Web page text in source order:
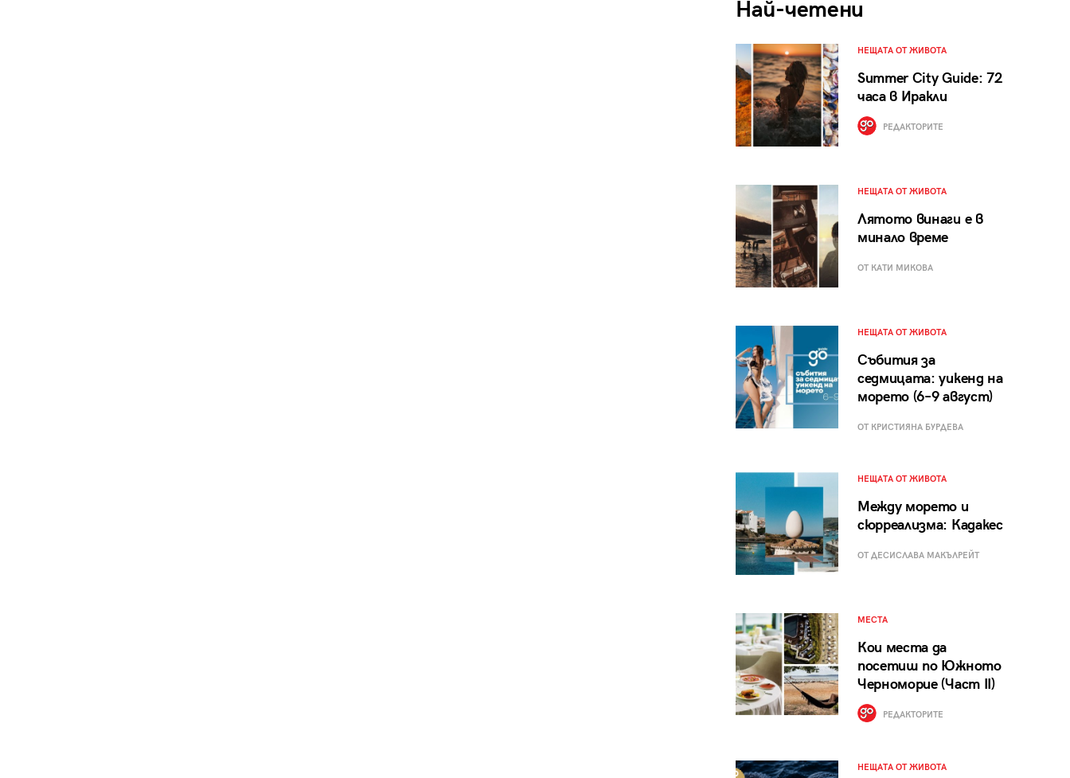
Най-четени
НЕЩАТА ОТ ЖИВОТА
Summer City Guide: 72
часа в Иракли
РЕДАКТОРИТЕ
НЕЩАТА ОТ ЖИВОТА
Лятото винаги е в
минало време
ОТ КАТИ МИКОВА
НЕЩАТА ОТ ЖИВОТА
Събития за
седмицата: уикенд на
морето (6–9 август)
ОТ КРИСТИЯНА БУРДЕВА
НЕЩАТА ОТ ЖИВОТА
Между морето и
сюрреализма: Кадакес
ОТ ДЕСИСЛАВА МАКЪЛРЕЙТ
МЕСТА
Кои места да
посетиш по Южното
Черноморие (Част II)
РЕДАКТОРИТЕ
НЕЩАТА ОТ ЖИВОТА